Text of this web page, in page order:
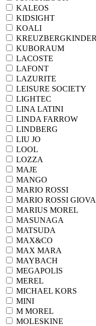
KALEOS
KIDSIGHT
KOALI
KREUZBERGKINDER
KUBORAUM
LACOSTE
LAFONT
LAZURITE
LEISURE SOCIETY
LIGHTEC
LINA LATINI
LINDA FARROW
LINDBERG
LIU JO
LOOL
LOZZA
MAJE
MANGO
MARIO ROSSI
MARIO ROSSI
MARIUS MOREL
MASUNAGA
MATSUDA
MAX&CO
MAX MARA
MAYBACH
MEGAPOLIS
MEREL
MICHAEL KORS
MINI
M MOREL
MOLESKINE